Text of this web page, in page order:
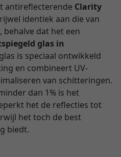
antireflecterende Clarity
identiek aan die van
behalve dat het een
glas in
is speciaal ontwikkeld
en combineert UV-
van schitteringen.
dan 1% is het
het de reflecties tot
het toch de best
biedt.